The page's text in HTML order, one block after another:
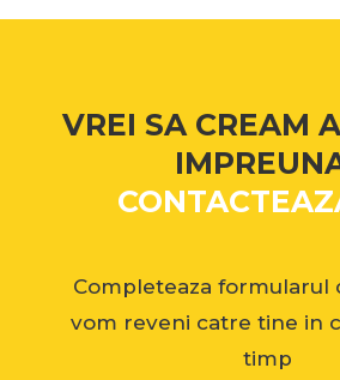
VREI SA CREAM
Completeaza formularul
vom reveni catre tine in
timp